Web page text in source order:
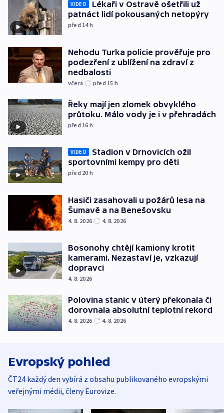
VIDEO
Lékaři v Ostravě ošetřili už
patnáct lidí pokousaných netopýry
před 14h
Nehodu Turka policie prověřuje pro
podezření z ublížení na zdraví z
nedbalosti
včera před 15 h
Řeky mají jen zlomek obvyklého
průtoku. Málo vody je i v přehradách
před 16 h
VIDEO
Stadion v Drnovicích ožil
sportovními kempy pro děti
před 20 h
Hasiči zasahovali u požárů lesa na
Šumavě a na Benešovsku
4. 8. 2026 4. 8. 2026
Bosonohy chtějí kamiony krotit
kamerami. Nezastaví je, vzkazují
dopravci
4. 8. 2026
Polovina stanic v úterý překonala či
dorovnala absolutní teplotní rekord
4. 8. 2026 4. 8. 2026
Evropský pohled
ČT24 každý den vybírá z obsahu publikovaného evropskými
veřejnými médii, členy Eurovize.